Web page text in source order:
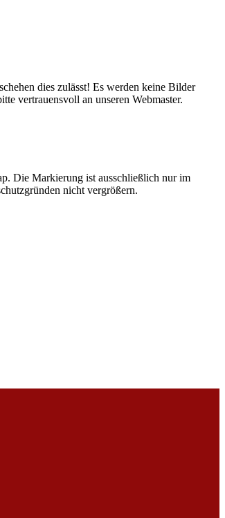
dies zulässt! Es werden keine Bilder
vertrauensvoll an unseren Webmaster.
Die Markierung ist ausschließlich nur im
nicht vergrößern.